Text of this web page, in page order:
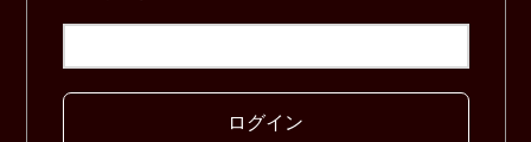
ログイン